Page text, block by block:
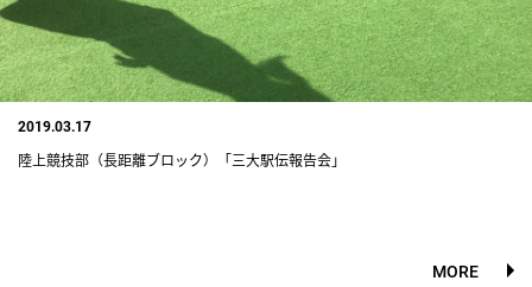
2019.03.17
陸上競技部（長距離ブロック）「三大駅伝報告会」
MORE